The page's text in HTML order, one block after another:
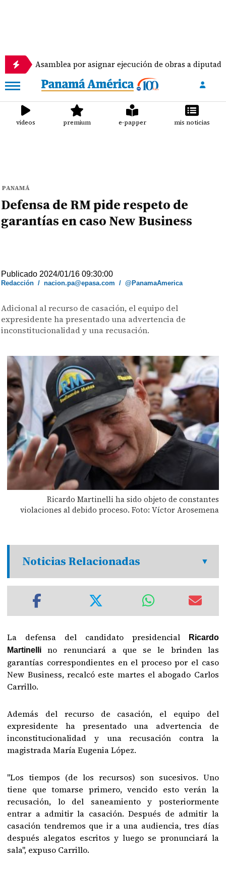
por asignar ejecución de obras a diputados
videos premium e-papper mis noticias
PANAMÁ
Defensa de RM pide respeto de
garantías en caso New Business
Publicado 2024/01/16 09:30:00
Redacción /nacion.pa@epasa.com /@PanamaAmerica
Adicional al recurso de casación, el equipo del
expresidente ha presentado una advertencia de
inconstitucionalidad y una recusación.
Ricardo Martinelli ha sido objeto de constantes
violaciones al debido proceso. Foto: Víctor Arosemena
Noticias Relacionadas
La defensa del candidato presidencial
Ricardo
Martinelli
no renunciará a que se le brinden las
garantías correspondientes en el proceso por el caso
New Business, recalcó este martes el abogado Carlos
Carrillo.
Además del recurso de casación, el equipo del
expresidente ha presentado una advertencia de
inconstitucionalidad y una recusación contra la
magistrada María Eugenia López.
"Los tiempos (de los recursos) son sucesivos. Uno
tiene que tomarse primero, vencido esto verán la
recusación, lo del saneamiento y posteriormente
entrar a admitir la casación. Después de admitir la
casación tendremos que ir a una audiencia, tres días
después alegatos escritos y luego se pronunciará la
sala", expuso Carrillo.